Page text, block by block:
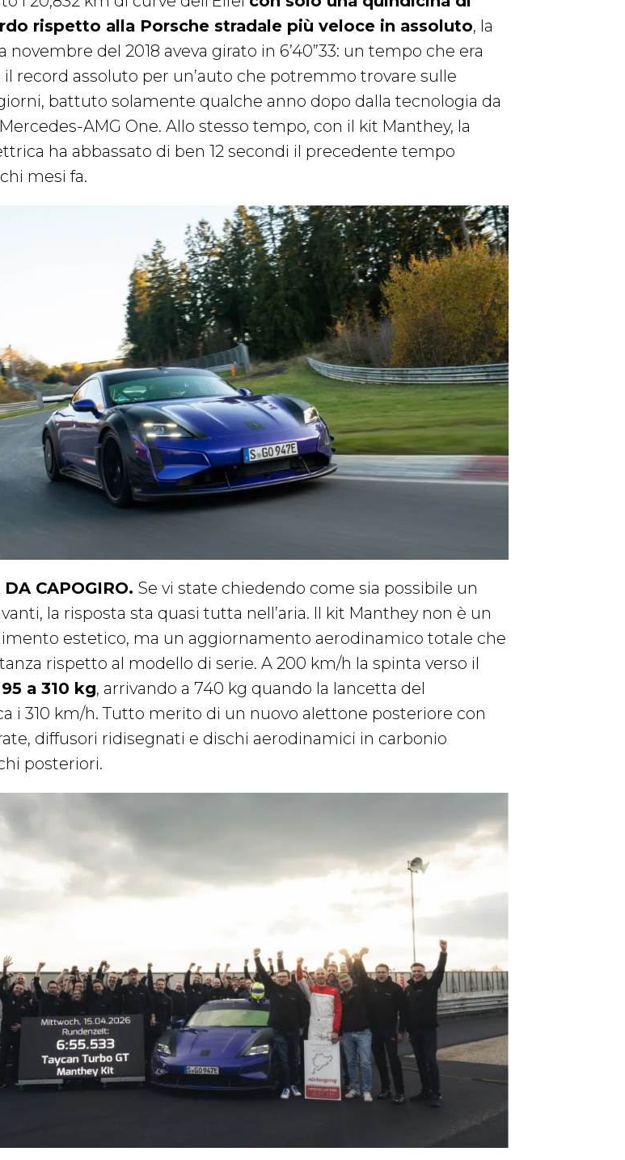
rispetto alla Porsche stradale più veloce in assoluto, la
a novembre del 2018 aveva girato in 6’40”33: un tempo che era
record assoluto per un’auto che potremmo trovare sulle
battuto solamente qualche anno dopo dalla tecnologia da
AMG One. Allo stesso tempo, con il kit Manthey, la
ha abbassato di ben 12 secondi il precedente tempo
mesi fa.
CAPOGIRO. Se vi state chiedendo come sia possibile un
la risposta sta quasi tutta nell’aria. Il kit Manthey non è un
estetico, ma un aggiornamento aerodinamico totale che
rispetto al modello di serie. A 200 km/h la spinta verso il
a 310 kg, arrivando a 740 kg quando la lancetta del
i 310 km/h. Tutto merito di un nuovo alettone posteriore con
diffusori ridisegnati e dischi aerodinamici in carbonio
posteriori.